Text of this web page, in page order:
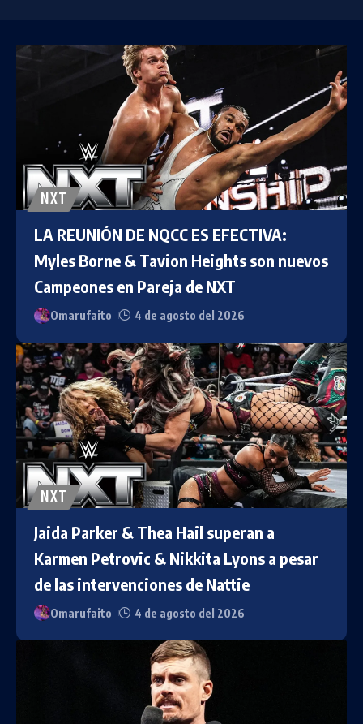
NXT
LA REUNIÓN DE NQCC ES EFECTIVA:
Myles Borne & Tavion Heights son nuevos
Campeones en Pareja de NXT
Omarufaito 4 de agosto del 2026
NXT
Jaida Parker & Thea Hail superan a
Karmen Petrovic & Nikkita Lyons a pesar
de las intervenciones de Nattie
Omarufaito 4 de agosto del 2026